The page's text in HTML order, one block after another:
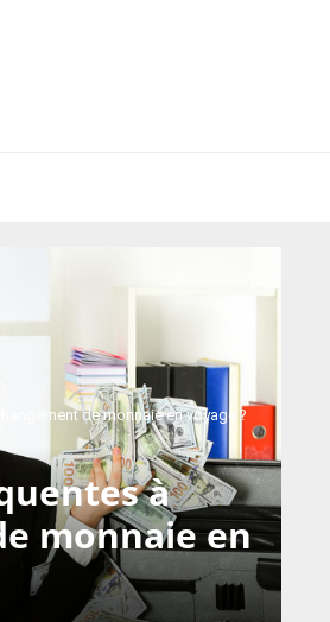
de monnaie en voyage ?
à
monnaie en